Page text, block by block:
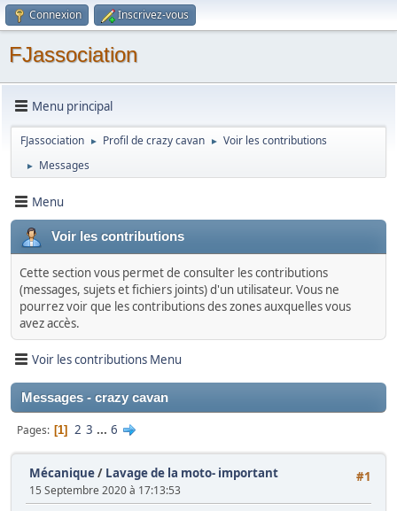
Connexion Inscrivez-vous
FJassociation
Menu principal
FJassociation ► Profil de crazy cavan ► Voir les contributions
► Messages
Menu
Voir les contributions
Cette section vous permet de consulter les contributions
(messages, sujets et fichiers joints) d'un utilisateur. Vous ne
pourrez voir que les contributions des zones auxquelles vous
avez accès.
Voir les contributions Menu
Messages - crazy cavan
Pages 1 2 3 ... 6
#1
Mécanique/ Lavage de la moto- important
15 Septembre 2020 à 17:13:53